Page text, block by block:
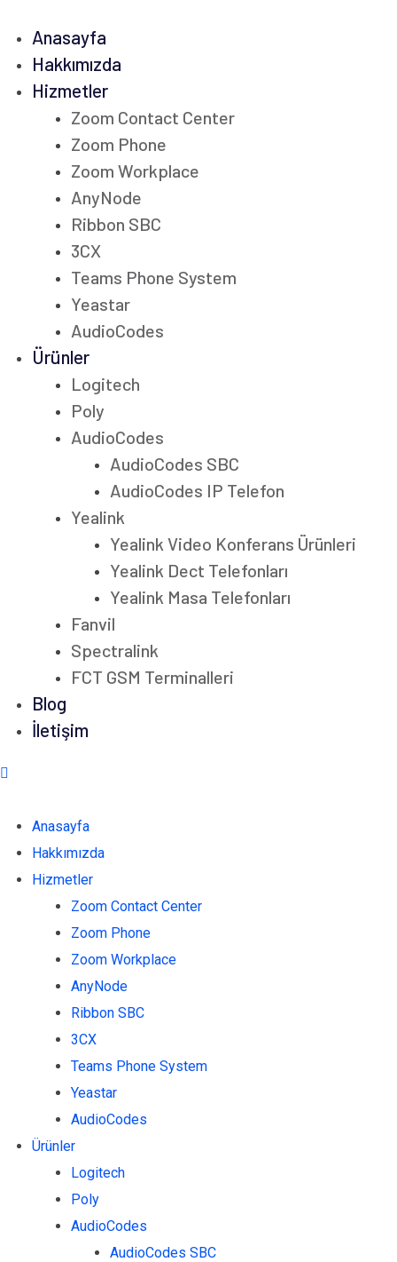
Anasayfa
Hakkımızda
Hizmetler
Zoom Contact Center
Zoom Phone
Zoom Workplace
AnyNode
Ribbon SBC
3CX
Teams Phone System
Yeastar
AudioCodes
Ürünler
Logitech
Poly
AudioCodes
AudioCodes SBC
AudioCodes IP Telefon
Yealink
Yealink Video Konferans Ürünleri
Yealink Dect Telefonları
Yealink Masa Telefonları
Fanvil
Spectralink
FCT GSM Terminalleri
Blog
İletişim
Anasayfa
Hakkımızda
Hizmetler
Zoom Contact Center
Zoom Phone
Zoom Workplace
AnyNode
Ribbon SBC
3CX
Teams Phone System
Yeastar
AudioCodes
Ürünler
Logitech
Poly
AudioCodes
AudioCodes SBC